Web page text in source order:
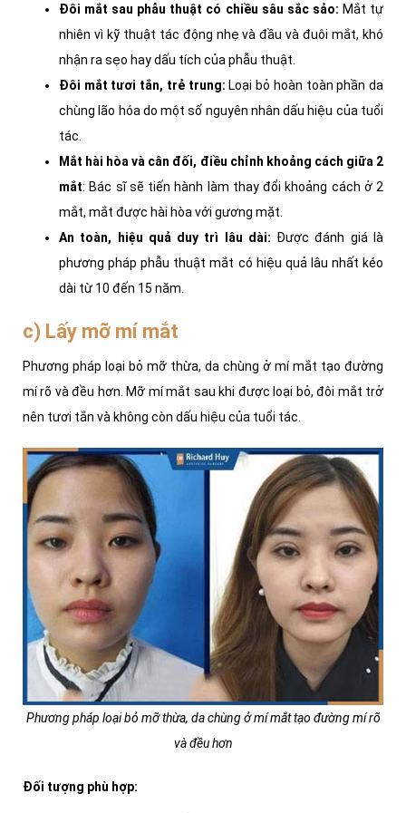
Đôi mắt sau phẫu thuật có chiều sâu sắc sảo: Mắt tự
nhiên vì kỹ thuật tác động nhẹ và đầu và đuôi mắt, khó
nhận ra sẹo hay dấu tích của phẫu thuật.
Đôi mắt tươi tắn, trẻ trung: Loại bỏ hoàn toàn phần da
chùng lão hóa do một số nguyên nhân dấu hiệu của tuổi
tác.
Mắt hài hòa và cân đối, điều chỉnh khoảng cách giữa 2
mắt: Bác sĩ sẽ tiến hành làm thay đổi khoảng cách ở 2
mắt, mắt được hài hòa với gương mặt.
An toàn, hiệu quả duy trì lâu dài: Được đánh giá là
phương pháp phẫu thuật mắt có hiệu quả lâu nhất kéo
dài từ 10 đến 15 năm.
c) Lấy mỡ mí mắt
Phương pháp loại bỏ mỡ thừa, da chùng ở mí mắt tạo đường
mí rõ và đều hơn. Mỡ mí mắt sau khi được loại bỏ, đôi mắt trở
nên tươi tắn và không còn dấu hiệu của tuổi tác.
Phương pháp loại bỏ mỡ thừa, da chùng ở mí mắt tạo đường mí rõ
và đều hơn
Đối tượng phù hợp: